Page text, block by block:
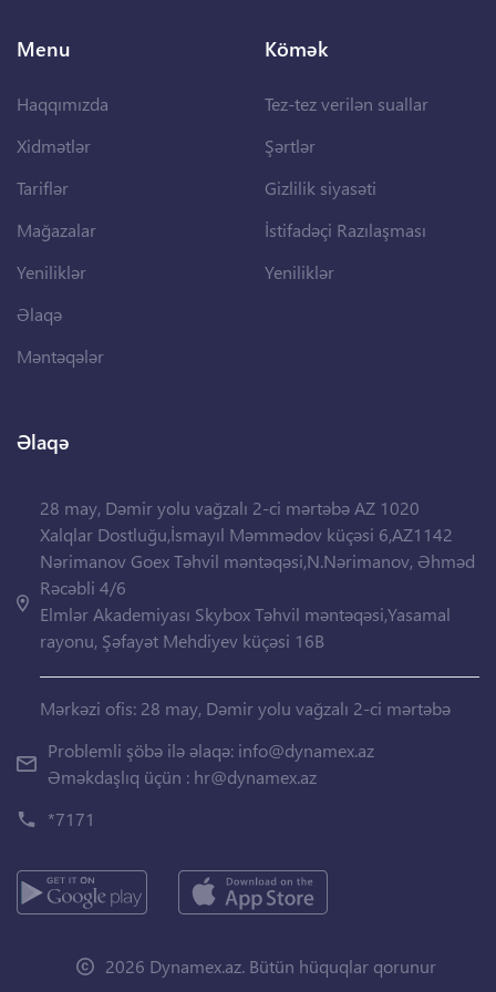
Menu
Haqqımızda
Xidmətlər
Tariflər
Mağazalar
Yeniliklər
Əlaqə
Məntəqələr
Kömək
Tez-tez verilən suallar
Şərtlər
Gizlilik siyasəti
İstifadəçi Razılaşması
Yeniliklər
Əlaqə
28 may, Dəmir yolu vağzalı 2-ci mərtəbə AZ 1020
Xalqlar Dostluğu,İsmayıl Məmmədov küçəsi 6,AZ1142
Nərimanov Goex Təhvil məntəqəsi,N.Nərimanov, Əhməd
Rəcəbli 4/6
Elmlər Akademiyası Skybox Təhvil məntəqəsi,Yasamal
rayonu, Şəfayət Mehdiyev küçəsi 16B
Mərkəzi ofis: 28 may, Dəmir yolu vağzalı 2-ci mərtəbə
Problemli şöbə ilə əlaqə: info@dynamex.az
Əməkdaşlıq üçün : hr@dynamex.az
*7171
2026 Dynamex.az. Bütün hüquqlar qorunur